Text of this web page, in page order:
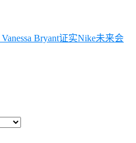
Bryant证实Nike未来会